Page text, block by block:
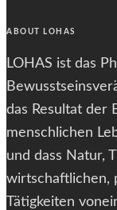
ABOUT LOHAS
LOHAS ist das
das Resultat der
menschlichen
und dass Natur,
wirtschaftlichen,
Tätigkeiten